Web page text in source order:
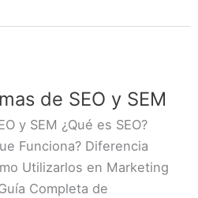
de SEO y SEM
y SEM ¿Qué es SEO?
Funciona? Diferencia
Utilizarlos en Marketing
Completa de